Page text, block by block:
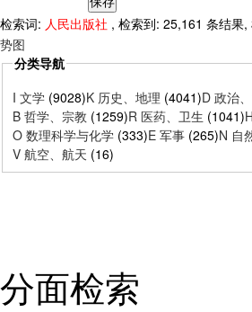
检索词: 人民出版社 , 检索到: 25,161 条结果
势图
分类导航
I 文学 (9028)K 历史、地理 (4041)D 政治
B 哲学、宗教 (1259)R 医药、卫生 (1041)
O 数理科学与化学 (333)E 军事 (265)N 自
V 航空、航天 (16)
分面检索